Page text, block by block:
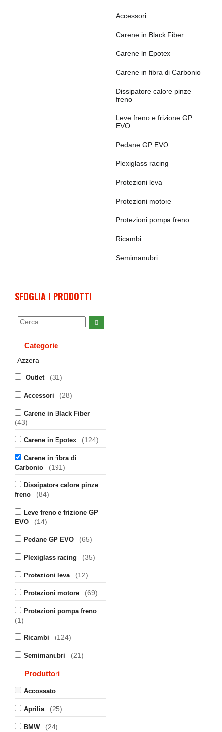
Accessori
Carene in Black Fiber
Carene in Epotex
Carene in fibra di Carbonio
Dissipatore calore pinze
freno
Leve freno e frizione GP
EVO
Pedane GP EVO
Plexiglass racing
Protezioni leva
Protezioni motore
Protezioni pompa freno
Ricambi
Semimanubri
SFOGLIA I PRODOTTI
Categorie
Azzera
Outlet (31)
Accessori (28)
Carene in Black Fiber
(43)
Carene in Epotex (124)
Carene in fibra di
Carbonio
(191)
Dissipatore calore pinze
freno
(84)
Leve freno e frizione GP
EVO
(14)
Pedane GP EVO (65)
Plexiglass racing (35)
Protezioni leva (12)
Protezioni motore (69)
Protezioni pompa freno
(1)
Ricambi (124)
Semimanubri (21)
Produttori
Accossato
Aprilia (25)
BMW (24)